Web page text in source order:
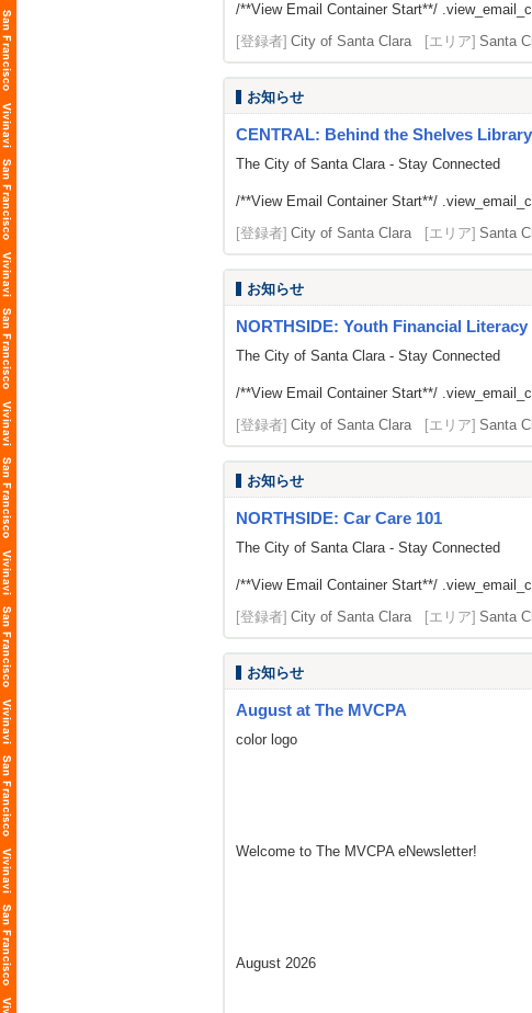
/**View Email Container Start**/
[登録者] City of Santa Clara [エリア] Santa
お知らせ
CENTRAL: Behind the Shelves
The City of Santa Clara - Stay Connected
/**View Email Container Start**/
[登録者] City of Santa Clara [エリア] Santa
お知らせ
NORTHSIDE: Youth Financial
The City of Santa Clara - Stay Connected
/**View Email Container Start**/
[登録者] City of Santa Clara [エリア] Santa
お知らせ
NORTHSIDE: Car Care 101
The City of Santa Clara - Stay Connected
/**View Email Container Start**/
[登録者] City of Santa Clara [エリア] Santa
お知らせ
August at The MVCPA
color logo
Welcome to The MVCPA eNewsletter!
August 2026